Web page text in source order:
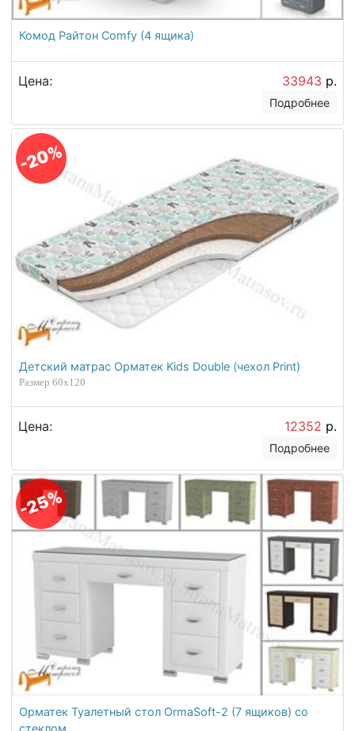
Комод Райтон Comfy (4 ящика)
Цена: 33943 р.
Подробнее
-20%
Детский матрас Орматек Kids Double (чехол Print)
Размер 60х120
Цена: 12352 р.
Подробнее
-25%
Орматек Туалетный стол OrmaSoft-2 (7 ящиков) со
стеклом